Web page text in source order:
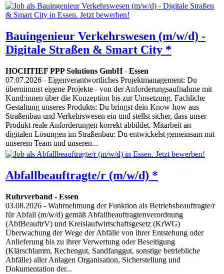
Bauingenieur Verkehrswesen (m/w/d) -
Digitale Straßen & Smart City *
HOCHTIEF PPP Solutions GmbH- Essen
07.07.2026 - Eigenverantwortliches Projektmanagement: Du
übernimmst eigene Projekte - von der Anforderungsaufnahme mit
Kund:innen über die Konzeption bis zur Umsetzung. Fachliche
Gestaltung unseres Produkts: Du bringst dein Know-how aus
Straßenbau und Verkehrswesen ein und stellst sicher, dass unser
Produkt reale Anforderungen korrekt abbildet. Mitarbeit an
digitalen Lösungen im Straßenbau: Du entwickelst gemeinsam mit
unserem Team und unseren...
Abfallbeauftragte/r (m/w/d) *
Ruhrverband - Essen
03.08.2026 - Wahrnehmung der Funktion als Betriebsbeauftragte/r
für Abfall (m/w/d) gemäß Abfallbeauftragtenverordnung
(AbfBeauftrV) und Kreislaufwirtschaftsgesetz (KrWG)
Überwachung der Wege der Abfälle von ihrer Entstehung oder
Anlieferung bis zu ihrer Verwertung oder Beseitigung
(Klärschlamm, Rechengut, Sandfanggut, sonstige betriebliche
Abfälle) aller Anlagen Organisation, Sicherstellung und
Dokumentation der...